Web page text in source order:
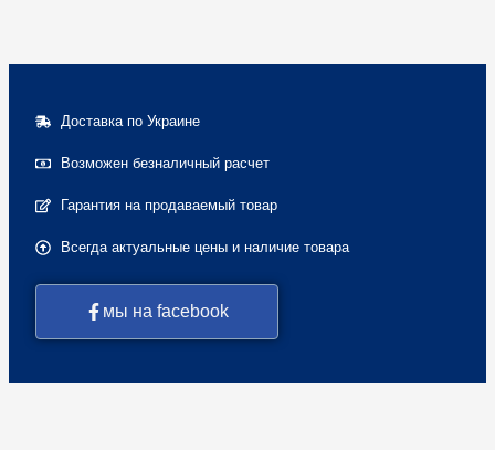
Доставка по Украине
Возможен безналичный расчет
Гарантия на продаваемый товар
Всегда актуальные цены и наличие товара
мы на facebook